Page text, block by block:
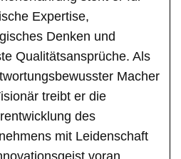
Expertise,
Denken und
Qualitätsansprüche. Als
Macher
treibt er die
des
mit Leidenschaft